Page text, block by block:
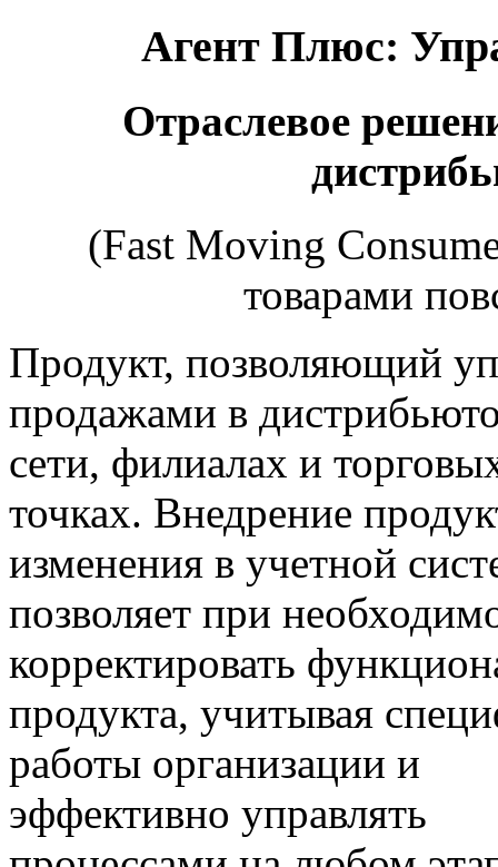
Агент Плюс:
Отраслевое
(Fast Moving
товарами
Продукт, позволяющий
продажами в
сети, филиалах и
точках. Внедрение
изменения в учетной
позволяет при
корректировать
продукта, учитывая
работы организации и
эффективно управлять